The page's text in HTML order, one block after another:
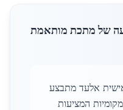
של מתכת מותאמת
אלעד מתבצע
המציעות